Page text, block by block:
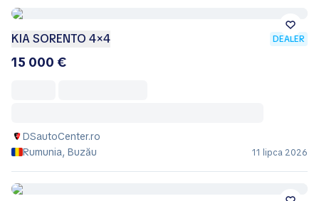
KIA SORENTO 4×4 DEALER
15 000 €
DSautoCenter.ro
Rumunia, Buzău
11 lipca 2026